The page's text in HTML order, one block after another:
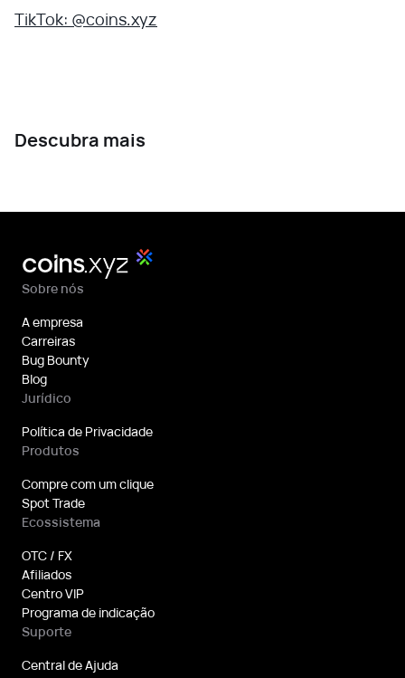
TikTok: @coins.xyz
Descubra mais
Sobre nós
A empresa
Carreiras
Bug Bounty
Blog
Jurídico
Política de Privacidade
Produtos
Compre com um clique
Spot Trade
Ecossistema
OTC / FX
Afiliados
Centro VIP
Programa de indicação
Suporte
Central de Ajuda